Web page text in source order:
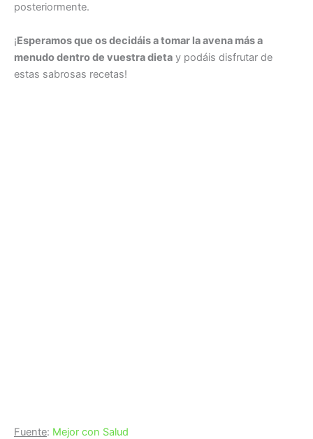
posteriormente.
¡Esperamos que os decidáis a tomar la avena más a
menudo dentro de vuestra dieta y podáis disfrutar de
estas sabrosas recetas!
Fuente: Mejor con Salud